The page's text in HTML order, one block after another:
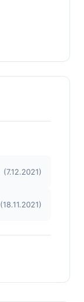
(7.12.2021)
(18.11.2021)